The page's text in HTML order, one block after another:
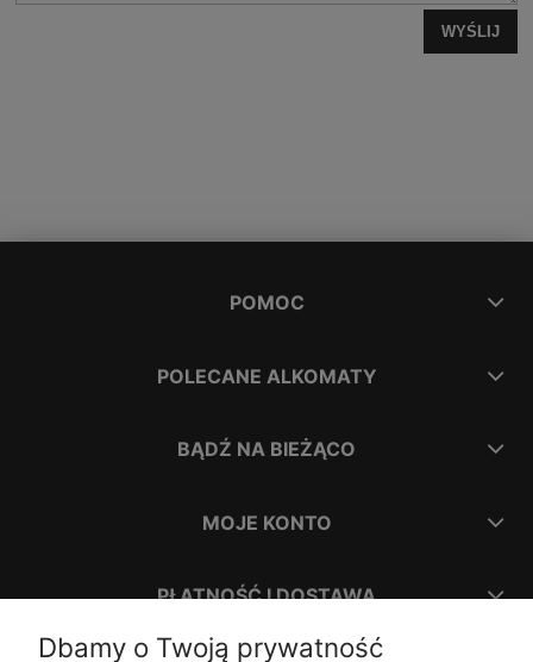
WYŚLIJ
POMOC
POLECANE ALKOMATY
BĄDŹ NA BIEŻĄCO
MOJE KONTO
PŁATNOŚĆ I DOSTAWA
Dbamy o Twoją prywatność